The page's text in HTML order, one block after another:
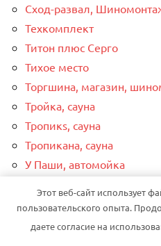
Сход-развал,
Техкомплект
Титон плюс Серго
Тихое место
Торгшина, магазин,
Тройка, сауна
Тропикs, сауна
Тропикана, сауна
У Паши, автомойка
У Эльмана
Этот веб-сайт использует
пользовательского опыта.
даете согласие на